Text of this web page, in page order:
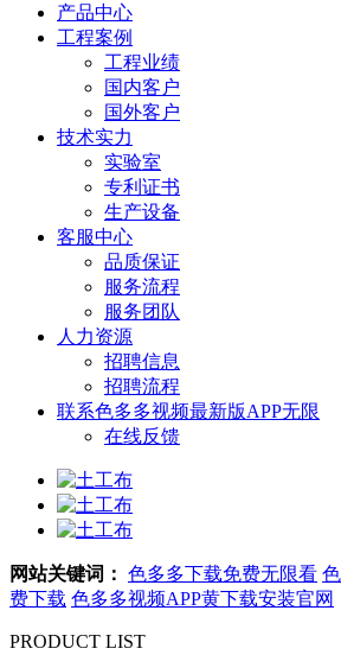
产品中心
工程案例
工程业绩
国内客户
国外客户
技术实力
实验室
专利证书
生产设备
客服中心
品质保证
服务流程
服务团队
人力资源
招聘信息
招聘流程
联系色多多视频最新版APP无限
在线反馈
网站关键词： 色多多下载免费无限看
费下载 色多多视频APP黄下载安装官网
PRODUCT LIST